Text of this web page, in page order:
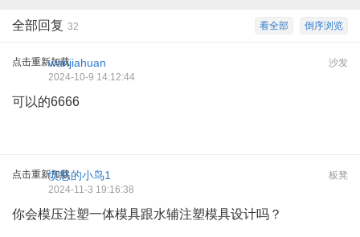
倒序浏览
看全部
全部回复 32
点击重新加载 沙发
wanjiahuan
2024-10-9 14:12:44
可以的6666
点击重新加载 板凳
愤怒的小鸟1
2024-11-3 19:16:38
你会模压注塑一体模具跟水辅注塑模具设计吗？